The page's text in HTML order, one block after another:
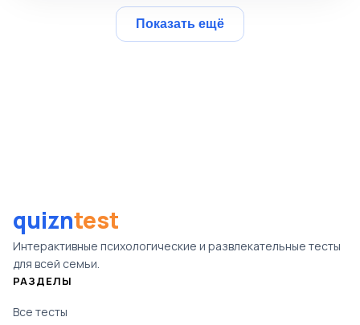
Показать ещё
quizntest
Интерактивные психологические и развлекательные тесты
для всей семьи.
РАЗДЕЛЫ
Все тесты